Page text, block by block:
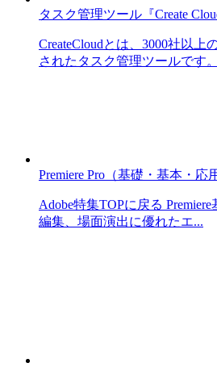
タスク管理ツール『Create
CreateCloudとは、3000社以上
されたタスク管理ツールです
Premiere Pro（基礎・基本・応
Adobe特集TOPに戻る
編集、場面演出に優れたエ...